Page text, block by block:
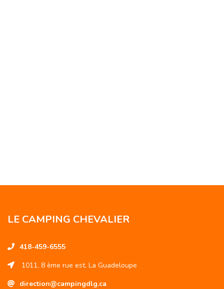
LE CAMPING CHEVALIER
418-459-6555
1011, 8 ème rue est, La Guadeloupe
direction@campingdlg.ca